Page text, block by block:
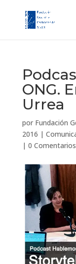
ONG.
Urrea
por Fundación
2016 |
| 0 Comentarios